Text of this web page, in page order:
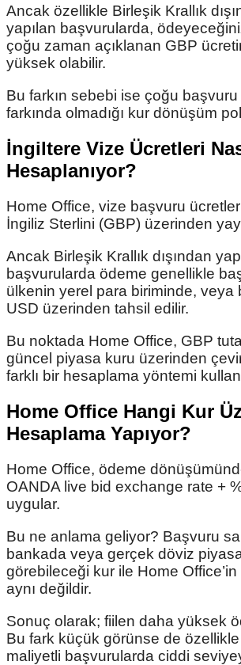
Ancak özellikle Birleşik Krallık
yapılan başvurularda,
çoğu zaman açıklanan GBP
yüksek olabilir.
Bu farkın sebebi ise çoğu
farkında olmadığı kur dönüşüm
İngiltere Vize Ücretleri
Hesaplanıyor?
Home Office, vize başvuru
İngiliz Sterlini (GBP) üzerinden
Ancak Birleşik Krallık dışından
başvurularda ödeme genellikle
ülkenin yerel para biriminde, veya
USD üzerinden tahsil edilir.
Bu noktada Home Office, GBP
güncel piyasa kuru üzerinden
farklı bir hesaplama yöntemi
Home Office Hangi Kur
Hesaplama Yapıyor?
Home Office, ödeme
OANDA live bid exchange rate +
uygular.
Bu ne anlama geliyor? Başvuru
bankada veya gerçek döviz
görebileceği kur ile Home Office’in
aynı değildir.
Sonuç olarak; fiilen daha yüksek
Bu fark küçük görünse de
maliyetli başvurularda ciddi